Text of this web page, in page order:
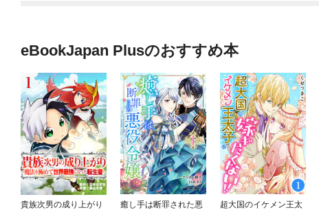
eBookJapan Plusのおすすめ本
貴族次男の成り上がり
癒し手は断罪された悪
超大国のイケメン王太